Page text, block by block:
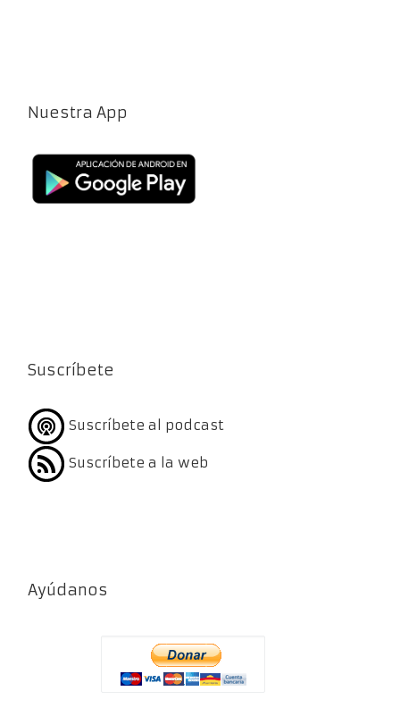
Nuestra App
Suscríbete
Suscríbete al podcast
Suscríbete a la web
Ayúdanos